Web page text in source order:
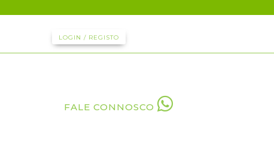
LOGIN / REGISTO
FALE CONNOSCO